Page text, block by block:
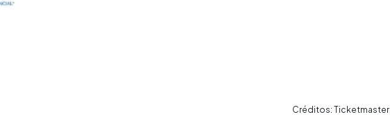
Créditos: Ticketmaster